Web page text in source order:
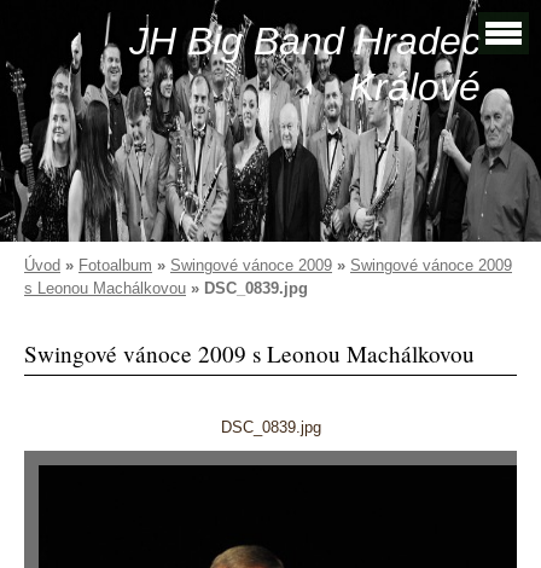
JH Big Band Hradec
Králové
Úvod » Fotoalbum » Swingové vánoce 2009 » Swingové vánoce 2009
s Leonou Machálkovou » DSC_0839.jpg
Swingové vánoce 2009 s Leonou Machálkovou
DSC_0839.jpg